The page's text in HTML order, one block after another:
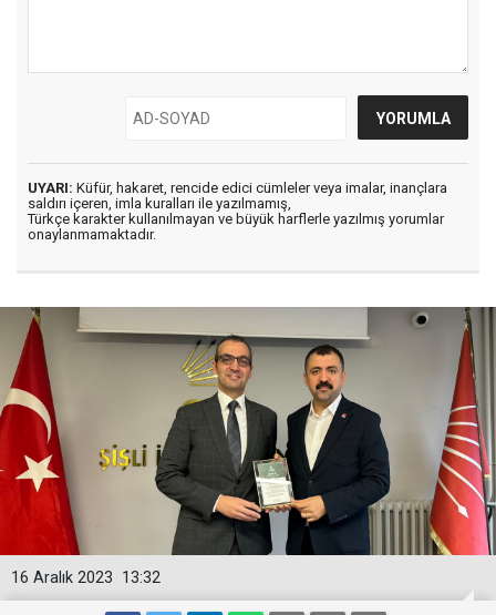
UYARI: Küfür, hakaret, rencide edici cümleler veya imalar, inançlara
saldırı içeren, imla kuralları ile yazılmamış,
Türkçe karakter kullanılmayan ve büyük harflerle yazılmış yorumlar
onaylanmamaktadır.
13:32
16 Aralık 2023